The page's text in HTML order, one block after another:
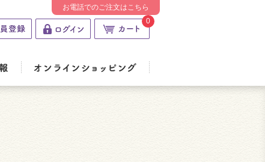
0
お電話でのご注文はこちら